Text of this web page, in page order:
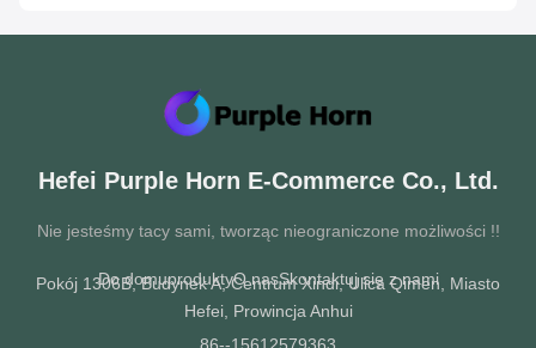
Hefei Purple Horn E-Commerce Co., Ltd.
Nie jesteśmy tacy sami, tworząc nieograniczone możliwości !!
Do domuproduktyO nasSkontaktuj się z nami
Pokój 1306B, Budynek A, Centrum Xindi, Ulica Qimen, Miasto
Hefei, Prowincja Anhui
86--15612579363